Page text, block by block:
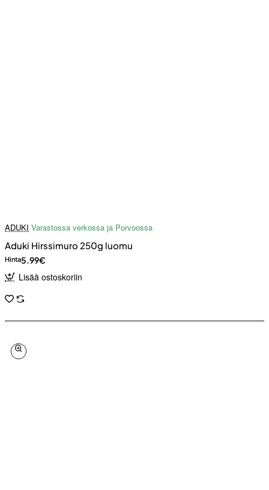
ADUKI Varastossa verkossa ja Porvoossa
Aduki Hirssimuro 250g luomu
Hinta5.99€
Lisää ostoskoriin